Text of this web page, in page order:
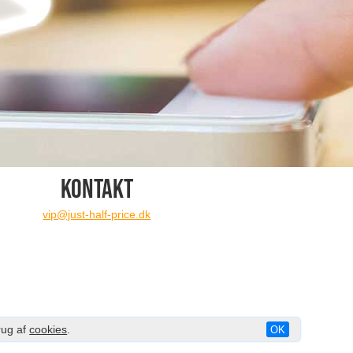
KONTAKT
vip@just-half-price.dk
afcookies OK